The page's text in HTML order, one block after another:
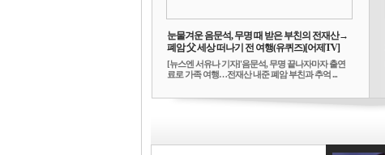
눈물겨운 음문석, 무명 때 받은 부친의 전재산→
폐암 父 세상 떠나기 전 여행(유퀴즈)[어제TV]
[뉴스엔 서유나 기자]'음문석, 무명 끝나자마자 출연
료로 가족 여행…전재산 내준 폐암 부친과 추억 ...